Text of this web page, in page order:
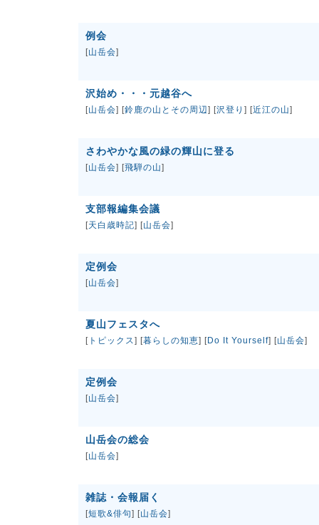
例会
[山岳会]
沢始め・・・元越谷へ
[山岳会] [鈴鹿の山とその周辺] [沢登り ] [近江の山]
さわやかな風の緑の輝山に登る
[山岳会] [飛騨の山]
支部報編集会議
[天白歳時記] [山岳会]
定例会
[山岳会]
夏山フェスタへ
[ トピックス] [暮らしの知恵] [Do It Yourself] [山岳会]
定例会
[山岳会]
山岳会の総会
[山岳会]
雑誌・会報届く
[短歌&俳句] [山岳会]